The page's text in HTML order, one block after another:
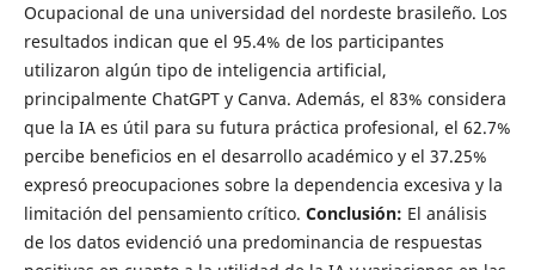
Ocupacional de una universidad del nordeste brasileño. Los
resultados indican que el 95.4% de los participantes
utilizaron algún tipo de inteligencia artificial,
principalmente ChatGPT y Canva. Además, el 83% considera
que la IA es útil para su futura práctica profesional, el 62.7%
percibe beneficios en el desarrollo académico y el 37.25%
expresó preocupaciones sobre la dependencia excesiva y la
limitación del pensamiento crítico. Conclusión: El análisis
de los datos evidenció una predominancia de respuestas